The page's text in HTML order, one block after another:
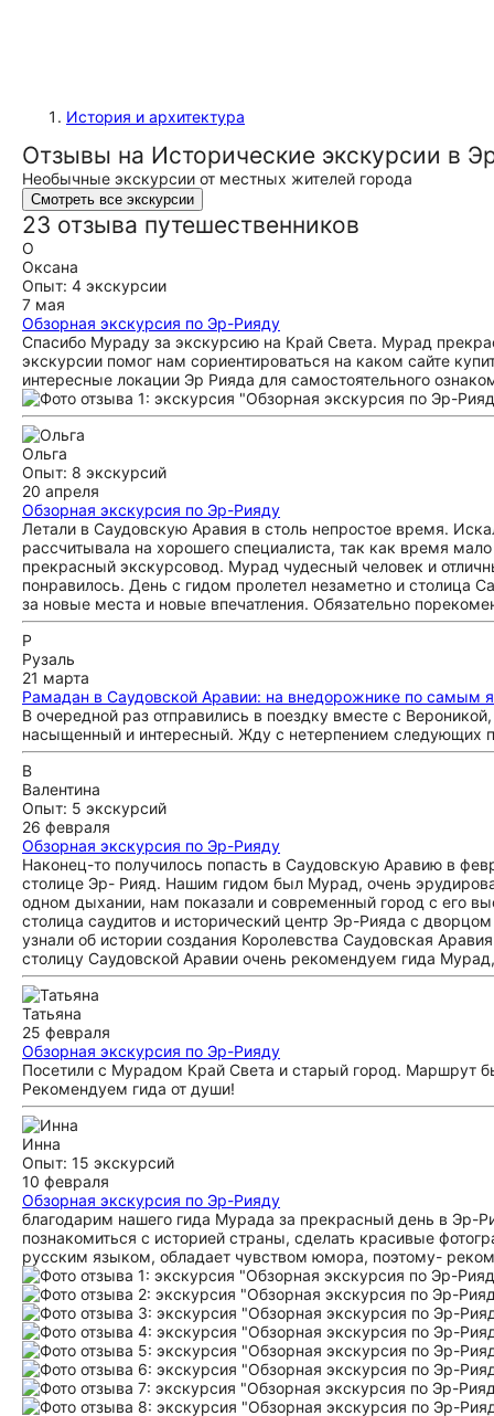
История и архитектура
Отзывы на Исторические экскурсии в
Необычные экскурсии от местных жителей города
Смотреть все экскурсии
23 отзыва путешественников
О
Оксана
Опыт: 4 экскурсии
7 мая
Обзорная экскурсия по Эр-Рияду
Спасибо Мураду за экскурсию на Край Света. Мурад
экскурсии помог нам сориентироваться на каком сайте
интересные локации Эр Рияда для самостоятельного
Ольга
Опыт: 8 экскурсий
20 апреля
Обзорная экскурсия по Эр-Рияду
Летали в Саудовскую Аравия в столь непростое время.
рассчитывала на хорошего специалиста, так как время
прекрасный экскурсовод. Мурад чудесный человек и
понравилось. День с гидом пролетел незаметно и столица
за новые места и новые впечатления. Обязательно
Р
Рузаль
21 марта
Рамадан в Саудовской Аравии: на внедорожнике по самым
В очередной раз отправились в поездку вместе с
насыщенный и интересный. Жду с нетерпением следующих
В
Валентина
Опыт: 5 экскурсий
26 февраля
Обзорная экскурсия по Эр-Рияду
Наконец-то получилось попасть в Саудовскую Аравию в
столице Эр- Рияд. Нашим гидом был Мурад, очень
одном дыхании, нам показали и современный город с его
столица саудитов и исторический центр Эр-Рияда с
узнали об истории создания Королевства Саудовская
столицу Саудовской Аравии очень рекомендуем гида
Татьяна
25 февраля
Обзорная экскурсия по Эр-Рияду
Посетили с Мурадом Край Света и старый город. Маршрут
Рекомендуем гида от души!
Инна
Опыт: 15 экскурсий
10 февраля
Обзорная экскурсия по Эр-Рияду
благодарим нашего гида Мурада за прекрасный день в Эр-
познакомиться с историей страны, сделать красивые
русским языком, обладает чувством юмора, поэтому-